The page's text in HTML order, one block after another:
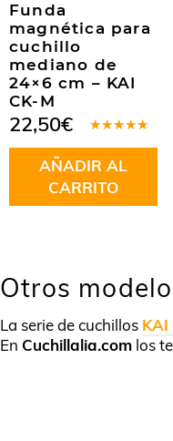
Funda
magnética para
cuchillo
mediano de
24×6 cm – KAI
CK-M
en4.85
de 5
22,50€
AÑADIR AL
CARRITO
Otros
La serie de cuchillos
En Cuchillalia.com los